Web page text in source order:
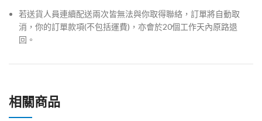
若送貨人員連續配送兩次皆無法與你取得聯絡，訂單將自動取
消，你的訂單款項(不包括運費)，亦會於20個工作天內原路退
回。
相關商品